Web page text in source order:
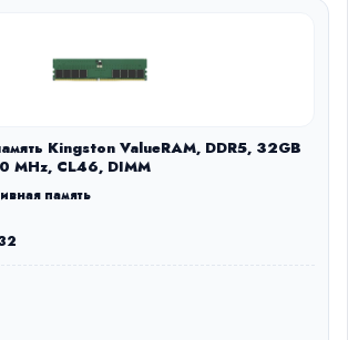
Kingston ValueRAM, DDR5, 32GB
MHz, CL46, DIMM
память